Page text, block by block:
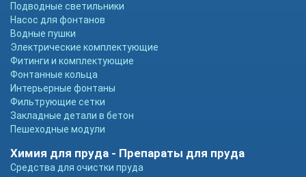
Подводные светильники
Насос для фонтанов
Водные пушки
Электрические комплектующие
Фитинги и комплектующие
Фонтанные кольца
Интерьерные фонтаны
Фильтрующие сетки
Закладные детали в бетон
Пешеходные модули
Химия для пруда - Препараты для пруда
Средства для очистки пруда